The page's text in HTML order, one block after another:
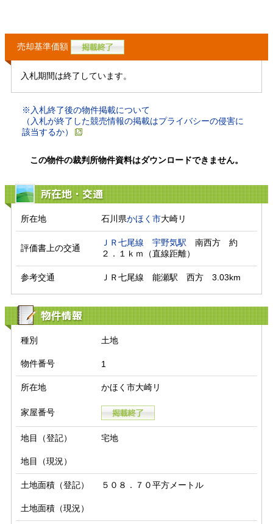
売却基準価額
入札期間は終了しています。
※入札終了後の物件掲載について
（入札が終了した競売情報の掲載はプライバシーの侵害に
該当するか）
この物件の裁判所物件資料はダウンロードできません。
所在地・交通
所在地 石川県かほく市大崎リ
評価書上の交通
ＪＲ七尾線 宇野気駅 南西方　約
２．１ｋｍ（直線距離）
参考交通 ＪＲ七尾線　能瀬駅　西方　3.03km
物件情報
種別 土地
物件番号 1
所在地 かほく市大崎リ
家屋番号
地目（登記） 宅地
地目（現況）
土地面積（登記） ５０８．７０平方メートル
土地面積（現況）